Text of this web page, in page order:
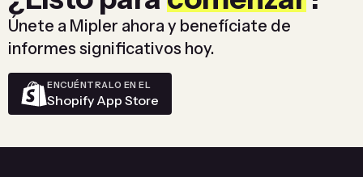
Únete a Mipler ahora y benefíciate de
informes significativos hoy.
ENCUÉNTRALO EN EL
Shopify App Store